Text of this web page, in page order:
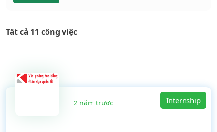
Tất cả 11 công việc
2 năm trước Internship